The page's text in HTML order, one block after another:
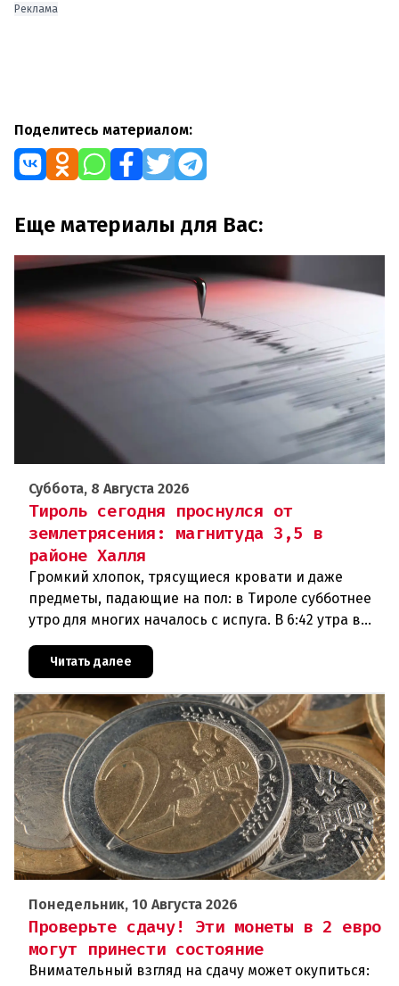
Реклама
Поделитесь материалом:
Еще материалы для Вас:
Суббота, 8 Августа 2026
Тироль сегодня проснулся от
землетрясения: магнитуда 3,5 в
районе Халля
Громкий хлопок, трясущиеся кровати и даже
предметы, падающие на пол: в Тироле субботнее
утро для многих началось с испуга. В 6:42 утра в
сейсмологовПо данны
Читать далее
Понедельник, 10 Августа 2026
Проверьте сдачу! Эти монеты в 2 евро
могут принести состояние
Внимательный взгляд на сдачу может окупиться: